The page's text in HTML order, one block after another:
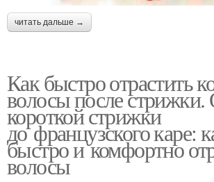
читать дальше →
Как быстро отрастить
волосы после стрижки.
короткой стрижки
до французского каре:
быстро и комфортно
волосы